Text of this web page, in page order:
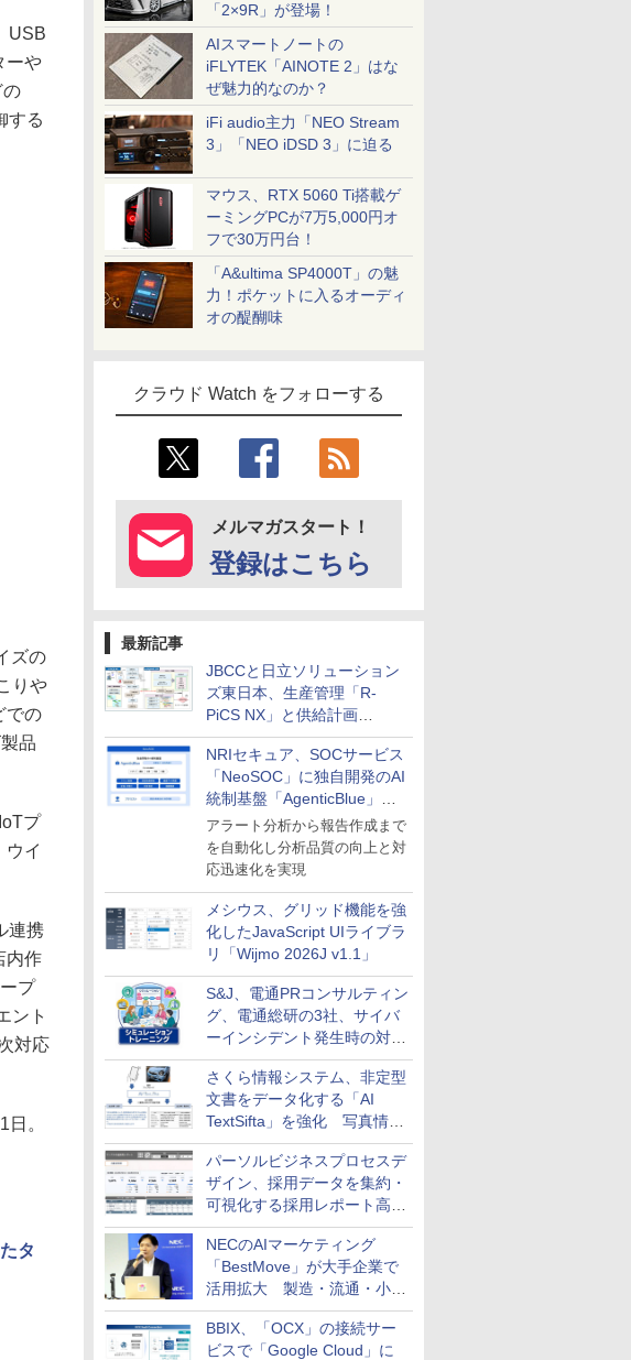
「2×9R」が登場！
AIスマートノートの
iFLYTEK「AINOTE 2」はな
ぜ魅力的なのか？
iFi audio主力「NEO Stream
3」「NEO iDSD 3」に迫る
マウス、RTX 5060 Ti搭載ゲ
ーミングPCが7万5,000円オ
フで30万円台！
「A&ultima SP4000T」の魅
力！ポケットに入るオーディ
オの醍醐味
クラウド Watch をフォローする
メルマガスタート！
登録はこちら
最新記事
JBCCと日立ソリューション
ズ東日本、生産管理「R-
PiCS NX」と供給計画
「scSQUARE ISP」の連携サ
ービスを提供開始
NRIセキュア、SOCサービス
「NeoSOC」に独自開発のAI
統制基盤「AgenticBlue」を
導入
アラート分析から報告作成まで
を自動化し分析品質の向上と対
応迅速化を実現
メシウス、グリッド機能を強
化したJavaScript UIライブラ
リ「Wijmo 2026J v1.1」
S&J、電通PRコンサルティン
グ、電通総研の3社、サイバ
ーインシデント発生時の対応
と危機管理広報を一体的に訓
練するプログラムを提供
さくら情報システム、非定型
文書をデータ化する「AI
TextSifta」を強化 写真情報
のデータ化などに対応
パーソルビジネスプロセスデ
ザイン、採用データを集約・
可視化する採用レポート高速
化サービスを提供
NECのAIマーケティング
「BestMove」が大手企業で
活用拡大 製造・流通・小売
企業・広告代理店などが実装
フェーズへ
BBIX、「OCX」の接続サー
ビスで「Google Cloud」に
USB
ーや
の
する
ズの
りや
での
品
プ
ウイ
連携
内作
プ
ント
対応
。
タ